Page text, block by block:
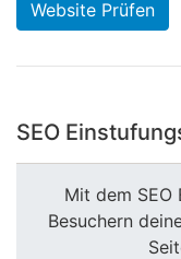
Website Prüfen
SEO
Mit dem SEO
Besuchern